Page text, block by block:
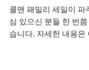
콜맨 패밀리 세일이 파
심 있으신 분들 한 번
습니다. 자세한 내용은